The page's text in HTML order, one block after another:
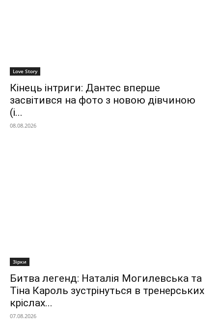
Love Story
Кінець інтриги: Дантес вперше
засвітився на фото з новою дівчиною
(і...
08.08.2026
Зірки
Битва легенд: Наталія Могилевська та
Тіна Кароль зустрінуться в тренерських
кріслах...
07.08.2026